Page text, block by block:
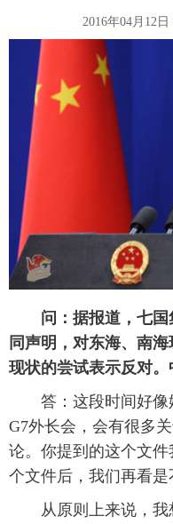
图片
旅游
新华电视中文
2016年04月12日
问：据报道，七国
同声明，对东海、南
现状的尝试表示反对。
答：这段时间好像
G7外长会，会有很多
论。你提到的这个文
个文件后，我们再看是
从原则上来说，我